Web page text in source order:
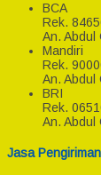
BCA
Rek.
An. Abdul
Mandiri
Rek.
An. Abdul
BRI
Rek.
An. Abdul
Jasa Pengiriman